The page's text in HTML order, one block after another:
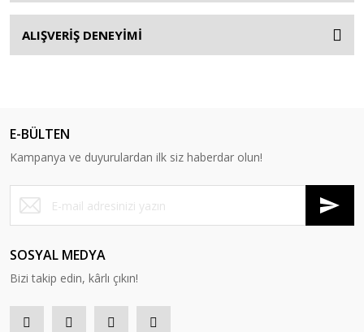
ALIŞVERİŞ DENEYİMİ
E-BÜLTEN
Kampanya ve duyurulardan ilk siz haberdar olun!
SOSYAL MEDYA
Bizi takip edin, kârlı çıkın!